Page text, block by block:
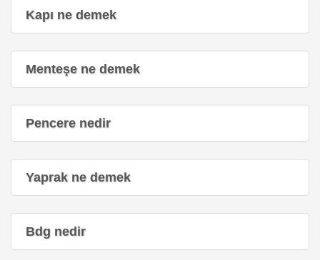
Kapı ne demek
Menteşe ne demek
Pencere nedir
Yaprak ne demek
Bdg nedir